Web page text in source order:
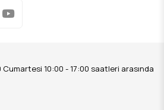
10:00 - 17:00 saatleri arasında